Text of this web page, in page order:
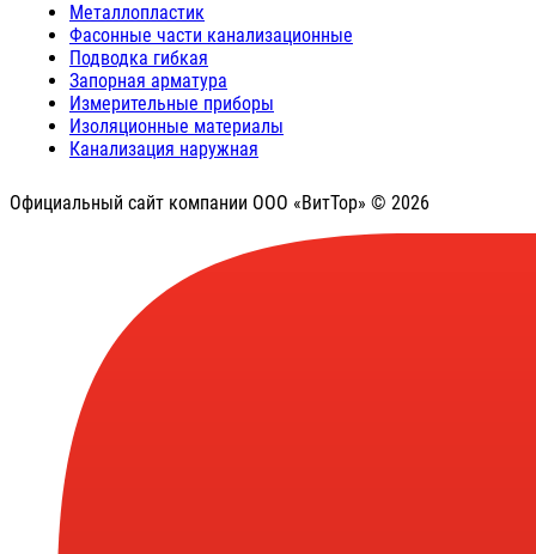
Металлопластик
Фасонные части канализационные
Подводка гибкая
Запорная арматура
Измерительные приборы
Изоляционные материалы
Канализация наружная
Официальный сайт компании ООО «ВитТор» © 2026